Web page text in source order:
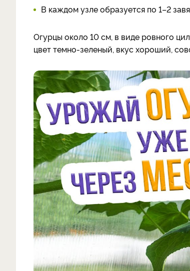
В каждом узле образуется по 1–2
Огурцы около 10 см, в виде ровного
цвет темно-зеленый, вкус хороший,